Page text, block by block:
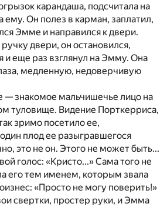
карандаша, подсчитала на
Он полез в карман, заплатил,
Эмме и направился к двери.
двери, он остановился,
и еще раз взглянул на Эмму. Она
медленную, недоверчивую
— знакомое мальчишечье лицо на
туловище. Видение Порткерриса,
зримо посетило ее,
плод ее разыгравшегося
это не он. Этого не может быть...
голос: «Кристо...» Сама того не
его тем именем, которым звала
«Просто не могу поверить!»
свертки, простер руки, и Эмма